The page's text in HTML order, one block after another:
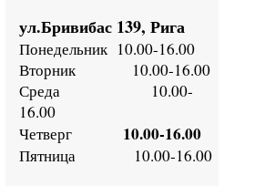
ул.Бривибас 139, Рига
Понедельник 10.00-16.00
Вторник 10.00-16.00
Среда 10.00-
16.00
Четверг 10.00-16.00
Пятница 10.00-16.00